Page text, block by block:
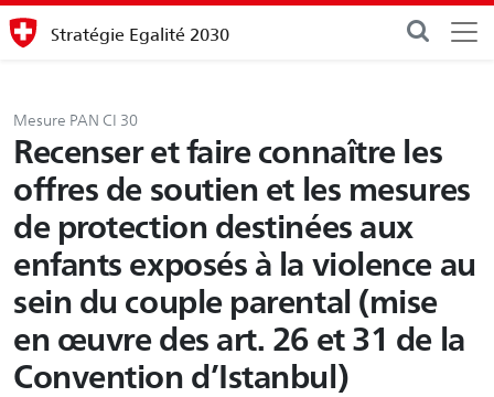
Stratégie Egalité 2030
Mesure PAN CI 30
Recenser et faire connaître les
offres de soutien et les mesures
de protection destinées aux
enfants exposés à la violence au
sein du couple parental (mise
en œuvre des art. 26 et 31 de la
Convention d’Istanbul)